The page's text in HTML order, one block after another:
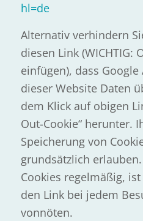
hl=de
Alternativ verhindern
diesen Link (WICHTIG:
einfügen), dass
dieser Website Daten
dem Klick auf obigen
Out-Cookie“ herunter.
Speicherung von
grundsätzlich
Cookies regelmäßig,
den Link bei jedem
vonnöten.